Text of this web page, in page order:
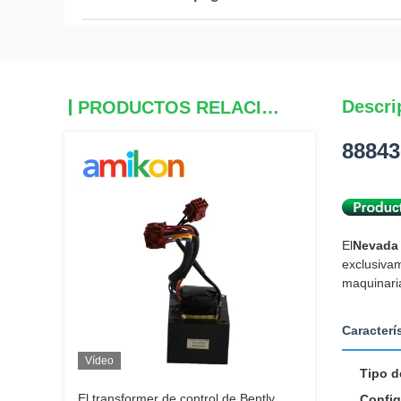
PRODUCTOS RELACIONADOS
Vídeo
El
Tipo